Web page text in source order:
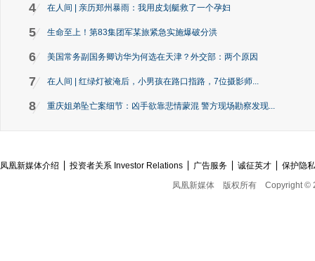
4 在人间 | 亲历郑州暴雨：我用皮划艇救了一个孕妇
5 生命至上！第83集团军某旅紧急实施爆破分洪
6 美国常务副国务卿访华为何选在天津？外交部：两个原因
7 在人间 | 红绿灯被淹后，小男孩在路口指路，7位摄影师...
8 重庆姐弟坠亡案细节：凶手欲靠悲情蒙混 警方现场勘察发现...
凤凰新媒体介绍 投资者关系 Investor Relations 广告服务 诚征英才
保护隐
凤凰新媒体
版权所有 Copyright ©